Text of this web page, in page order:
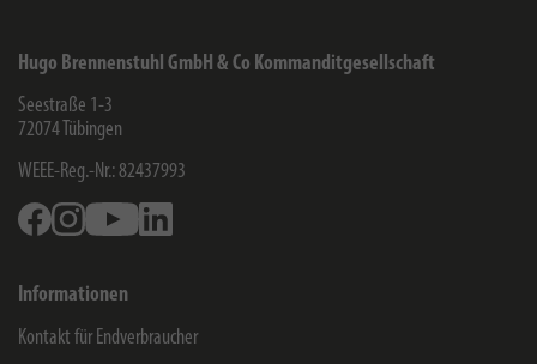
Hugo Brennenstuhl GmbH & Co Kommanditgesellschaft
Seestraße 1-3
72074 Tübingen
WEEE-Reg.-Nr.: 82437993
FacebookInstagramYoutube
Informationen
Kontakt für Endverbraucher